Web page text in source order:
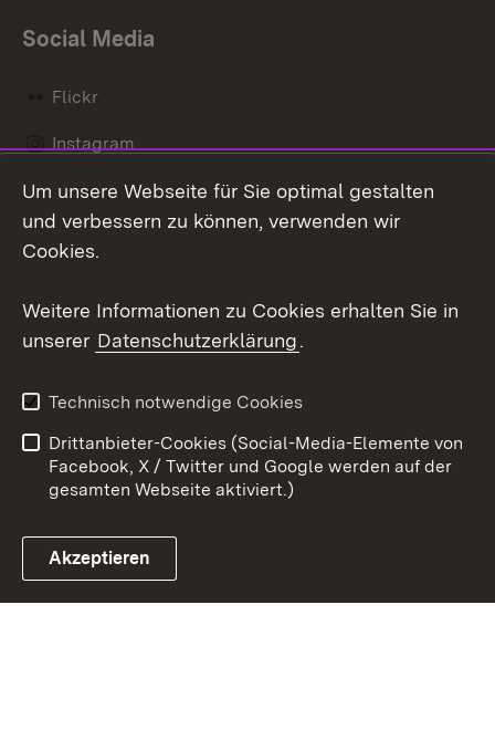
Social Media
Flickr
Instagram
Social Wall
Link zum Landesportal
Barrierefreiheit
Benutzungshinweise
Impressum
Cookies
Um unsere Webseite für Sie optimal gestalten
und verbessern zu können, verwenden wir
Cookies.
Weitere Informationen zu Cookies erhalten Sie in
unserer Datenschutzerklärung.
Technisch notwendige Cookies
Drittanbieter-Cookies (Social-Media-Elemente von
Facebook, X / Twitter und Google werden auf der
gesamten Webseite aktiviert.)
Akzeptieren